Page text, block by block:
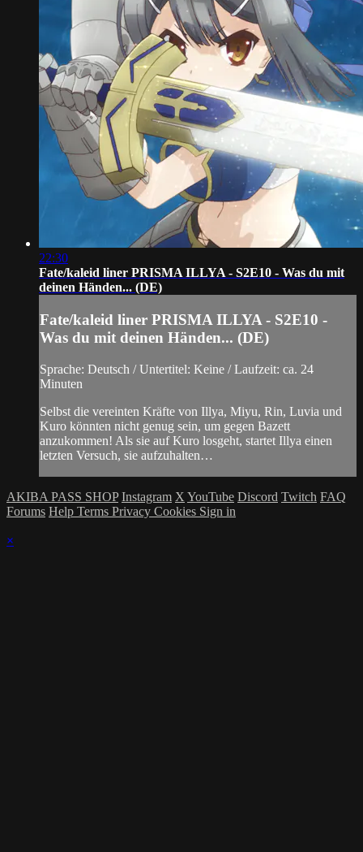
22:30
Fate/kaleid liner PRISMA ILLYA - S2E10 - Was du mit
deinen Händen... (DE)
Fate/kaleid liner PRISMA ILLYA - S2E10 -
Was du mit deinen Händen... (DE)
Sprache: Deutsch / Untertitel: Keine / Laufzeit: ca. 24
Minuten
Selbst die vereinten Kräfte von Illya, Miyu, Rin, Luvia und
Kuro könnten nicht genug sein, um gegen Bazett
anzukommen! Als sie auf Kuro losgeht, startet Illya einen
letzten Versuch, sie aufzuhalten…
AKIBA PASS SHOP Instagram X YouTube Discord Twitch FAQ
Forums Help Terms Privacy Cookies Sign in
×